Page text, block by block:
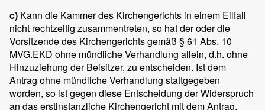
c) Kann die Kammer des Kirchengerichts in einem Eilfall
nicht rechtzeitig zusammentreten, so hat der oder die
Vorsitzende des Kirchengerichts gemäß § 61 Abs. 10
MVG.EKD ohne mündliche Verhandlung allein, d.h. ohne
Hinzuziehung der Beisitzer, zu entscheiden. Ist dem
Antrag ohne mündliche Verhandlung stattgegeben
worden, so ist gegen diese Entscheidung der Widerspruch
an das erstinstanzliche Kirchengericht mit dem Antrag,